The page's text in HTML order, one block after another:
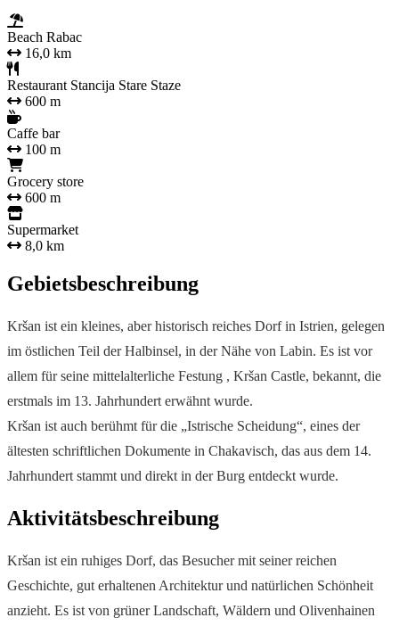
Beach Rabac
16,0 km
Restaurant Stancija Stare Staze
600 m
Caffe bar
100 m
Grocery store
600 m
Supermarket
8,0 km
Gebietsbeschreibung
Kršan ist ein kleines, aber historisch reiches Dorf in Istrien, gelegen
im östlichen Teil der Halbinsel, in der Nähe von Labin. Es ist vor
allem für seine mittelalterliche Festung , Kršan Castle, bekannt, die
erstmals im 13. Jahrhundert erwähnt wurde.
Kršan ist auch berühmt für die „Istrische Scheidung“, eines der
ältesten schriftlichen Dokumente in Chakavisch, das aus dem 14.
Jahrhundert stammt und direkt in der Burg entdeckt wurde.
Aktivitätsbeschreibung
Kršan ist ein ruhiges Dorf, das Besucher mit seiner reichen
Geschichte, gut erhaltenen Architektur und natürlichen Schönheit
anzieht. Es ist von grüner Landschaft, Wäldern und Olivenhainen